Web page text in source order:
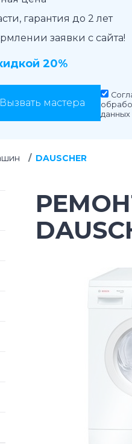
гарантия до 2 лет
заявки с сайта!
20%
Вызвать мастера
данных
DAUSCHER